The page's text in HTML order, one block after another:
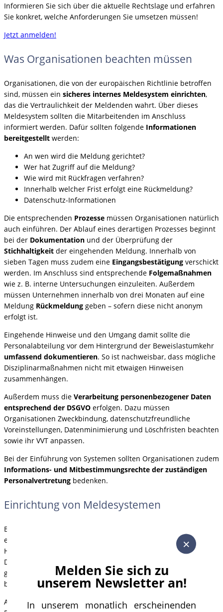
×
Melden Sie sich zu
unserem Newsletter an!
In unserem monatlich erscheinenden
Informieren Sie sich über die aktuelle Rechtslage und erfahren
Sie konkret, welche Anforderungen Sie umsetzen müssen!
Jetzt anmelden!
Was Organisationen beachten müssen
Organisationen, die von der europäischen Richtlinie betroffen
sind, müssen ein sicheres internes Meldesystem einrichten,
das die Vertraulichkeit der Meldenden wahrt. Über dieses
Meldesystem sollten die Mitarbeitenden im Anschluss
informiert werden. Dafür sollten folgende Informationen
bereitgestellt werden:
An wen wird die Meldung gerichtet?
Wer hat Zugriff auf die Meldung?
Wie wird mit Rückfragen verfahren?
Innerhalb welcher Frist erfolgt eine Rückmeldung?
Datenschutz-Informationen
Die entsprechenden Prozesse müssen Organisationen natürlich
auch einführen. Der Ablauf eines derartigen Prozesses beginnt
bei der Dokumentation und der Überprüfung der
Stichhaltigkeit der eingehenden Meldung. Innerhalb von
sieben Tagen muss zudem eine Eingangsbestätigung verschickt
werden. Im Anschluss sind entsprechende Folgemaßnahmen
wie z. B. interne Untersuchungen einzuleiten. Außerdem
müssen Unternehmen innerhalb von drei Monaten auf eine
Meldung Rückmeldung geben – sofern diese nicht anonym
erfolgt ist.
Eingehende Hinweise und den Umgang damit sollte die
Personalabteilung vor dem Hintergrund der Beweislastumkehr
umfassend dokumentieren. So ist nachweisbar, dass mögliche
Disziplinarmaßnahmen nicht mit etwaigen Hinweisen
zusammenhängen.
Außerdem muss die Verarbeitung personenbezogener Daten
entsprechend der DSGVO erfolgen. Dazu müssen
Organisationen Zweckbindung, datenschutzfreundliche
Voreinstellungen, Datenminimierung und Löschfristen beachten
sowie ihr VVT anpassen.
Bei der Einführung von Systemen sollten Organisationen zudem
Informations- und Mitbestimmungsrechte der zuständigen
Personalvertretung bedenken.
Einrichtung von Meldesystemen
Bei der Einrichtung von Meldesystemen sollten Organisationen
einige Punkte beachten. Zum einen sollte es möglich sein,
Hinweise
zu geben. Für den Vorgang nicht benötigte
Daten sollten gar nicht erst erhoben oder spätestens dann
gelöscht werden, wenn ersichtlich ist, dass die Daten nicht
benötigt werden.
Auch das
Systemsollte sorgfältig ausgewählt werden.